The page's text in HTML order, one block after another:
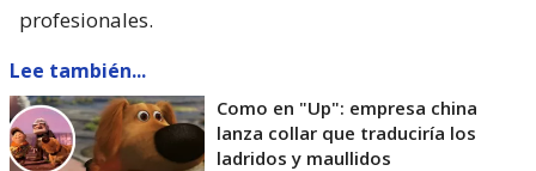
profesionales.
Lee también...
Como en "Up": empresa china
lanza collar que traduciría los
ladridos y maullidos